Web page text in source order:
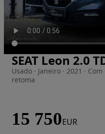
Imagem 1 de 29
SEAT Leon 2.0
Usado · Janeiro · 2021 ·
retoma
15 750EUR